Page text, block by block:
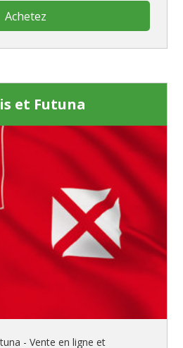
Achetez
et Futuna
- Vente en ligne et